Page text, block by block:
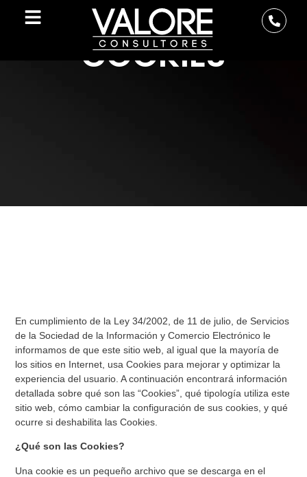
POLÍTICA DE
COOKIES
En cumplimiento de la Ley 34/2002, de 11 de julio, de Servicios
de la Sociedad de la Información y Comercio Electrónico le
informamos de que este sitio web, al igual que la mayoría de
los sitios en Internet, usa Cookies para mejorar y optimizar la
experiencia del usuario. A continuación encontrará información
detallada sobre qué son las “Cookies”, qué tipología utiliza este
sitio web, cómo cambiar la configuración de sus cookies, y qué
ocurre si deshabilita las Cookies.
¿Qué son las Cookies?
Una cookie es un pequeño archivo que se descarga en el